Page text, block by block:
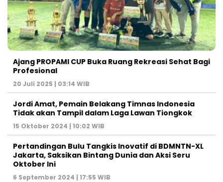
Ajang PROPAMI CUP Buka Ruang Rekreasi Sehat Bagi
Profesional
20 Juli 2025 | 03:14 WIB
Jordi Amat, Pemain Belakang Timnas Indonesia
Tidak akan Tampil dalam Laga Lawan Tiongkok
15 Oktober 2024 | 10:02 WIB
Pertandingan Bulu Tangkis Inovatif di BDMNTN-XL
Jakarta, Saksikan Bintang Dunia dan Aksi Seru
Oktober Ini
6 September 2024 | 17:55 WIB